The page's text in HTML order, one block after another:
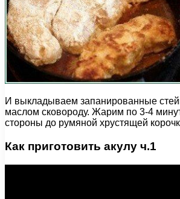
И выкладываем запанированные
маслом сковороду. Жарим по 3-4
стороны до румяной хрустящей
Как приготовить акулу ч.1